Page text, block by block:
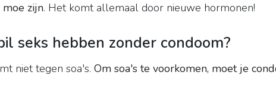
zijn. Het komt allemaal door nieuwe hormonen!
seks hebben zonder condoom?
niet tegen soa's. Om soa's te voorkomen, moet je